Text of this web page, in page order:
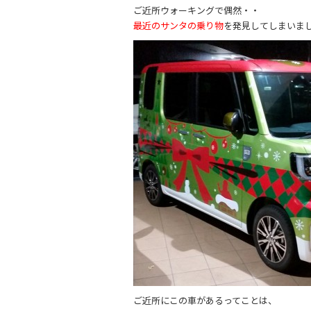
o
o
k
ご近所ウォーキングで偶然・・
最近のサンタの乗り物を発見してしまいま
ご近所にこの車があるってことは、